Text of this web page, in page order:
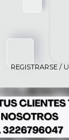
REGISTRARSE /